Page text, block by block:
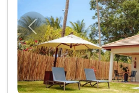
Anterior